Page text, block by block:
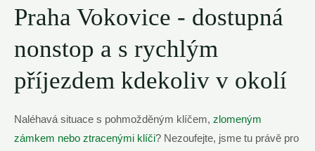
Praha ⁢Vokovice ​-⁢ dostupná
nonstop a s rychlým
příjezdem ⁢kdekoliv v okolí
Naléhavá situace s pohmožděným klíčem,⁤ zlomeným
zámkem nebo ztracenými ⁤klíči? Nezoufejte, jsme tu právě pro